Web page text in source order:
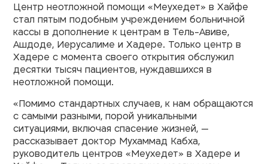
Центр неотложной помощи «Меухедет» в Хайфе
стал пятым подобным учреждением больничной
кассы в дополнение к центрам в Тель-Авиве,
Ашдоде, Иерусалиме и Хадере. Только центр в
Хадере с момента своего открытия обслужил
десятки тысяч пациентов, нуждавшихся в
неотложной помощи.
«Помимо стандартных случаев, к нам обращаются
с самыми разными, порой уникальными
ситуациями, включая спасение жизней, —
рассказывает доктор Мухаммад Кабха,
руководитель центров «Меухедет» в Хадере и